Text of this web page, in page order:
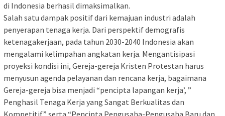
di Indonesia berhasil dimaksimalkan.
Salah satu dampak positif dari kemajuan industri adalah
penyerapan tenaga kerja. Dari perspektif demografis
ketenagakerjaan, pada tahun 2030-2040 Indonesia akan
mengalami kelimpahan angkatan kerja. Mengantisipasi
proyeksi kondisi ini, Gereja-gereja Kristen Protestan harus
menyusun agenda pelayanan dan rencana kerja, bagaimana
Gereja-gereja bisa menjadi “pencipta lapangan kerja’, ”
Penghasil Tenaga Kerja yang Sangat Berkualitas dan